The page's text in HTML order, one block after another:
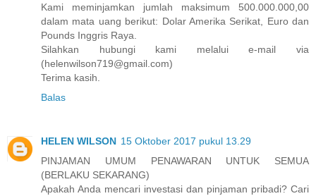
Kami meminjamkan jumlah maksimum 500.000.000,00
dalam mata uang berikut: Dolar Amerika Serikat, Euro dan
Pounds Inggris Raya.
Silahkan hubungi kami melalui e-mail via
(helenwilson719@gmail.com)
Terima kasih.
Balas
HELEN WILSON 15 Oktober 2017 pukul 13.29
PINJAMAN UMUM PENAWARAN UNTUK SEMUA
(BERLAKU SEKARANG)
Apakah Anda mencari investasi dan pinjaman pribadi? Cari